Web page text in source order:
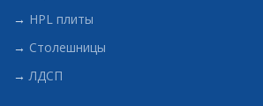
→ HPL плиты
→ Столешницы
→ЛДСП